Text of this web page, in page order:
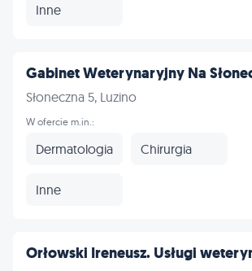
Inne
Gabinet Weterynaryjny Na
Słoneczna 5, Luzino
W ofercie m.in.:
Dermatologia Chirurgia
Inne
Orłowski Ireneusz. Usługi